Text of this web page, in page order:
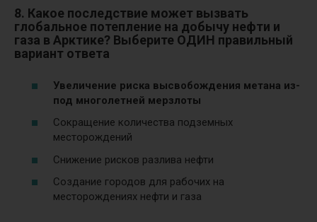
8. Какое последствие может вызвать
глобальное потепление на добычу нефти и
газа в Арктике? Выберите ОДИН правильный
вариант ответа
Увеличение риска высвобождения метана из-
под многолетней мерзлоты
Сокращение количества подземных
месторождений
Снижение рисков разлива нефти
Создание городов для рабочих на
месторождениях нефти и газа